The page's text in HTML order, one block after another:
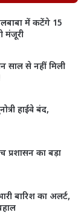
में कटेंगे 15
मंजूरी
साल से नहीं मिली
हाईवे बंद,
प्रशासन का बड़ा
बारिश का अलर्ट,